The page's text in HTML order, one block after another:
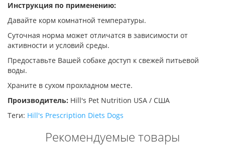
Инструкция по применению:
Давайте корм комнатной температуры.
Суточная норма может отличатся в зависимости от
активности и условий среды.
Предоставьте Вашей собаке доступ к свежей питьевой
воды.
Храните в сухом прохладном месте.
Производитель: Hill's Pet Nutrition USA / США
Теги: Hill's Prescription Diets Dogs
Рекомендуемые товары